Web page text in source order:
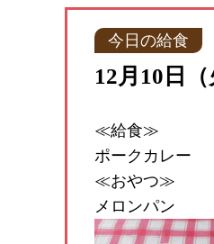
今日の給食
12月10日
≪給食≫
ポークカレ
≪おやつ≫
メロンパン